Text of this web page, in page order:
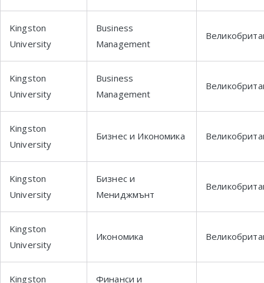
Kingston
University
Business
Management
Kingston
University
Business
Management
Kingston
University
Бизнес и Икономика
Kingston
University
Бизнес и
Мениджмънт
Kingston
University
Икономика
Kingston Финанси и